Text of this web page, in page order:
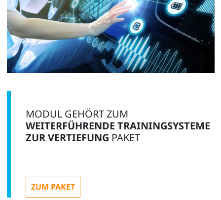
MODUL GEHÖRT ZUM
WEITERFÜHRENDE TRAININGSYSTEME
ZUR VERTIEFUNG PAKET
ZUM PAKET